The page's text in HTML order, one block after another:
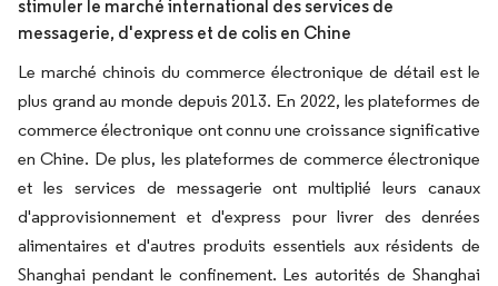
stimuler le marché international des services de
messagerie, d'express et de colis en Chine
Le marché chinois du commerce électronique de détail est le
plus grand au monde depuis 2013. En 2022, les plateformes de
commerce électronique ont connu une croissance significative
en Chine. De plus, les plateformes de commerce électronique
et les services de messagerie ont multiplié leurs canaux
d'approvisionnement et d'express pour livrer des denrées
alimentaires et d'autres produits essentiels aux résidents de
Shanghai pendant le confinement. Les autorités de Shanghai